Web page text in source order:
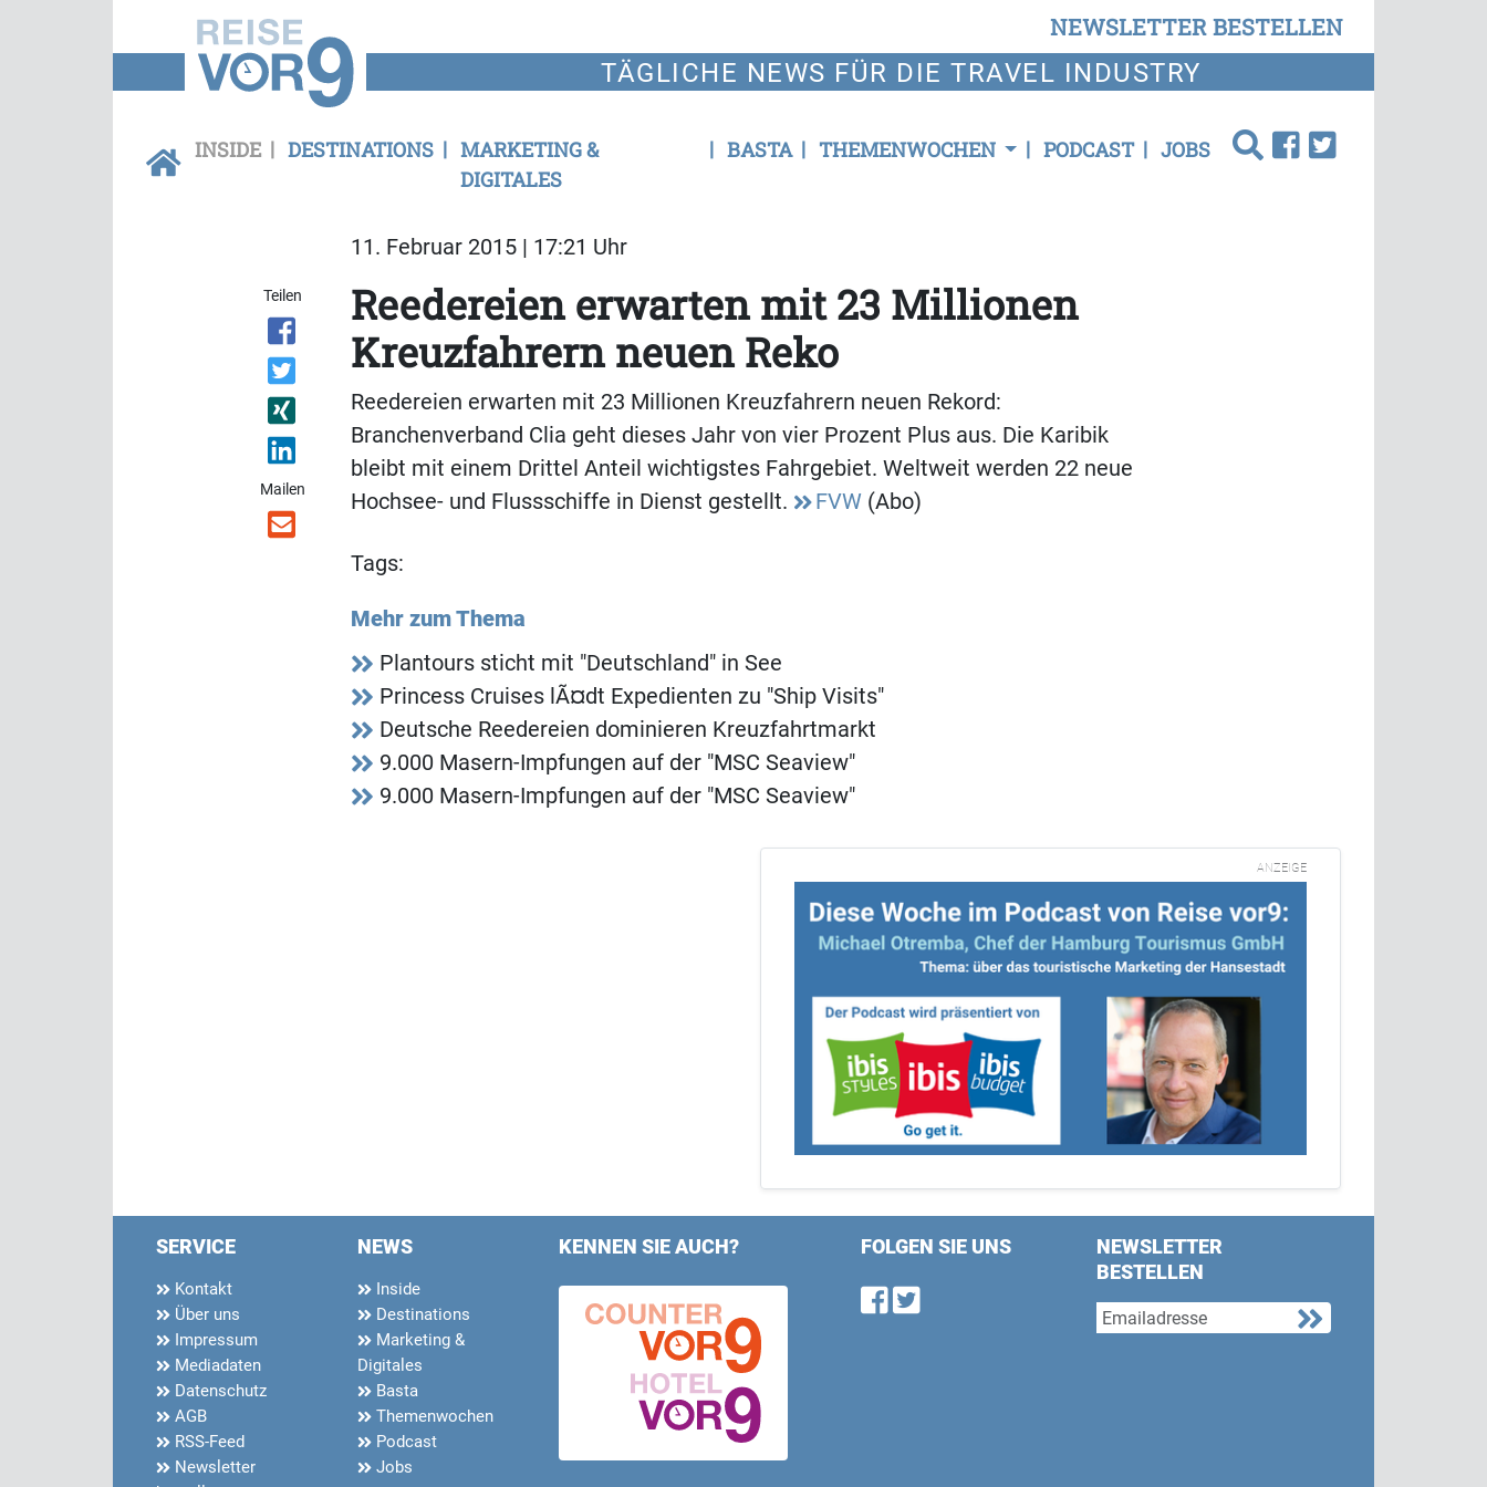
NEWSLETTER BESTELLEN
TÄGLICHE NEWS FÜR DIE TRAVEL INDUSTRY
INSIDE DESTINATIONS
MARKETING &
DIGITALES
BASTA THEMENWOCHEN PODCAST JOBS
11. Februar 2015 | 17:21 Uhr
Teilen
Mailen
Reedereien erwarten mit 23 Millionen
Kreuzfahrern neuen Reko
Reedereien erwarten mit 23 Millionen Kreuzfahrern neuen Rekord:
Branchenverband Clia geht dieses Jahr von vier Prozent Plus aus. Die Karibik
bleibt mit einem Drittel Anteil wichtigstes Fahrgebiet. Weltweit werden 22 neue
Hochsee- und Flussschiffe in Dienst gestellt.
FVW (Abo)
Tags:
Mehr zum Thema
Plantours sticht mit "Deutschland" in See
Princess Cruises lÃ¤dt Expedienten zu "Ship Visits"
Deutsche Reedereien dominieren Kreuzfahrtmarkt
9.000 Masern-Impfungen auf der "MSC Seaview"
9.000 Masern-Impfungen auf der "MSC Seaview"
ANZEIGE
SERVICE
Kontakt
Über uns
Impressum
Mediadaten
Datenschutz
AGB
RSS-Feed
Newsletter
NEWS
Inside
Destinations
Marketing &
Digitales
Basta
Themenwochen
Podcast
Jobs
KENNEN SIE AUCH? FOLGEN SIE UNS
Find us on Facebook
Follow us on Twitter
NEWSLETTER
BESTELLEN